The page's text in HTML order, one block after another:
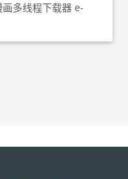
多线程下载器 e-